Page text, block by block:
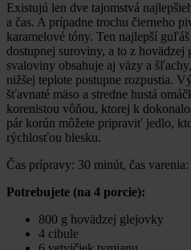
Existujú len dve tajomstvá
a čas. A prípadne trochu čierneho
karamelové tóny. Ten najlepší
dostupnej suroviny, a to z hovädzej
svaloviny obsahuje aj väzy a
nižšej teplote postupne rozpustia.
šťavnaté mäso a stredne hustá
korenistou vôňou, ktorej k
pár korún môžete pripraviť jedlo,
rýchlosťou blesku.
Čas prípravy: 30 minút, čas
Potrebujete (na 4 porcie):
800 g hovädzej glejovky
4 cibule